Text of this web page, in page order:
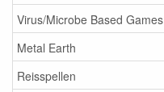
Virus/Microbe Based Games
Metal Earth
Reisspellen